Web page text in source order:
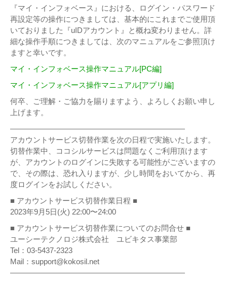
『マイ・インフォベース』における、ログイン・パスワード
再設定等の操作につきましては、基本的にこれまでご使用頂
いておりました『uIDアカウント』と概ね変わりません。詳
細な操作手順につきましては、次のマニュアルをご参照頂け
ますと幸いです。
マイ・インフォベース操作マニュアル[PC編]
マイ・インフォベース操作マニュアル[アプリ編]
何卒、ご理解・ご協力を賜りますよう、よろしくお願い申し
上げます。
———————————————————————
アカウントサービス切替作業を次の日程で実施いたします。
切替作業中、ココシルサービスは問題なくご利用頂けます
が、アカウントのログインに失敗する可能性がございますの
で、その際は、恐れ入りますが、少し時間をおいてから、再
度ログインをお試しください。
■ アカウントサービス切替作業日程 ■
2023年9月5日(火) 22:00〜24:00
■ アカウントサービス切替作業についてのお問合せ ■
ユーシーテクノロジ株式会社 ユビキタス事業部
Tel：03-5437-2323
Mail：support@kokosil.net
———————————————————————